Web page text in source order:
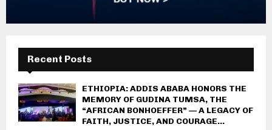
Recent Posts
ETHIOPIA: ADDIS ABABA HONORS THE
MEMORY OF GUDINA TUMSA, THE
“AFRICAN BONHOEFFER” — A LEGACY OF
FAITH, JUSTICE, AND COURAGE...